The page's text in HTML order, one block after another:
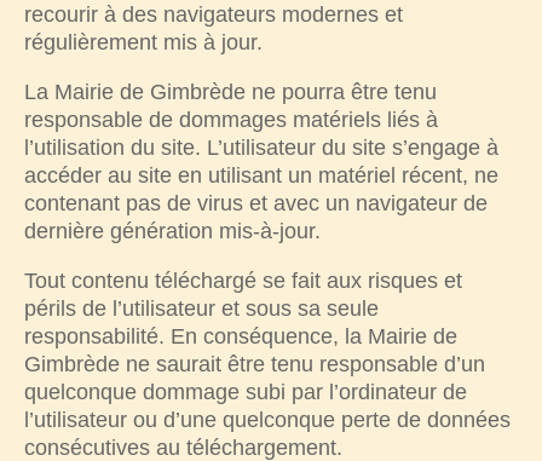
recourir à des navigateurs modernes et
régulièrement mis à jour.
La Mairie de Gimbrède ne pourra être tenu
responsable de dommages matériels liés à
l’utilisation du site. L’utilisateur du site s’engage à
accéder au site en utilisant un matériel récent, ne
contenant pas de virus et avec un navigateur de
dernière génération mis-à-jour.
Tout contenu téléchargé se fait aux risques et
périls de l’utilisateur et sous sa seule
responsabilité. En conséquence, la Mairie de
Gimbrède ne saurait être tenu responsable d’un
quelconque dommage subi par l’ordinateur de
l’utilisateur ou d’une quelconque perte de données
consécutives au téléchargement.